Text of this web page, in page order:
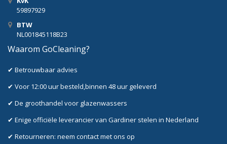
59897929
BTW
NL001845118B23
Waarom GoCleaning?
✔ Betrouwbaar advies
✔ Voor 12:00 uur besteld,binnen 48 uur geleverd
✔ De groothandel voor glazenwassers
✔ Enige officiële leverancier van Gardiner stelen in Nederland
✔ Retourneren: neem contact met ons op